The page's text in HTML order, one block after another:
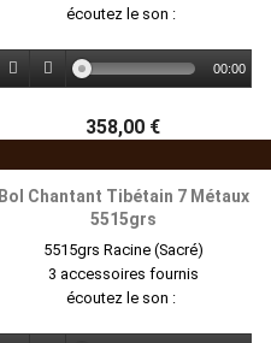
écoutez le son :
00:00
358,00 €
Bol Chantant Tibétain 7 Métaux
5515grs
5515grs Racine (Sacré)
3 accessoires fournis
écoutez le son :